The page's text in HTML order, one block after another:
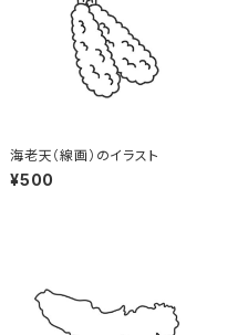
海老天（線画）のイラスト
¥500